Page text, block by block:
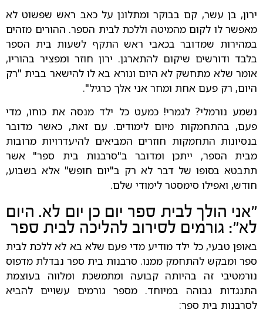
ירון, בן עשר, קם בבוקר ומתלונן על כאב ראש שפשוט לא
מאפשר לו לקום מהמיטה וללכת לבית הספר. ההורים מזהים
במהירות שמדובר בכאבי ראש התקף לשעות בית הספר
בלבד ודורשים שיקום להתארגן. ירון חוזר ומפציר בהוריו,
אומר שלא מתחשק לא היום ונורא בא לו להישאר בבית "רק
היום, רק פעם אחת ומחר אני אלך כרגיל".
נשמע נורמלי? לגמרי! כמעט כל ילד מנסה את כוחו, מדי
פעם, בהתחמקות מיום לימודים. עם זאת, כאשר מדובר
בנסיונות התחמקות חוזרים המביאים להיעדרויות מרובות
מבית הספר, ייתכן ומדובר ב"סרבנות בית ספר" אשר
תתבטא בסופו של דבר לא רק ב"יום חופש" אלא בשבוע,
חודש, ואפילו סימסטר לימודי שלם.
"אני הולך לבית ספר יום כן יום לא. היום
לא": גורמים לסירוב להליכה לבית ספר
באופן טבעי, כל ילד מודיע מדי פעם שלא בא לא ללכת לבית
ספר ומבקש להתחמק ממנו. סרבנות בית ספר נבדלת מדפוס
נורמטיבי זה בהיותה קבועה ומתמשכת ומלווה בעוצמת
התנגדות גבוהה במיוחד. מספר גורמים עשויים להביא
לסרבנות בית ספר: